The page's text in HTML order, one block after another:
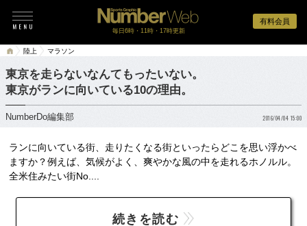
有料会員
毎日6時・11時・17時更新
陸上 マラソン
東京を走らないなんてもったいない。
東京がランに向いている10の理由。
NumberDo編集部 2016/04/04 15:00
ランに向いている街、走りたくなる街といったらどこを思い浮かべ
ますか？例えば、気候がよく、爽やかな風の中を走れるホノルル。
全米住みたい街No....
続きを読む